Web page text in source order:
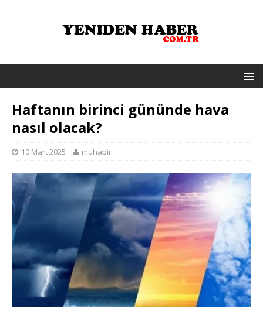
Haftanın birinci gününde hava
nasıl olacak?
10 Mart 2025 muhabir